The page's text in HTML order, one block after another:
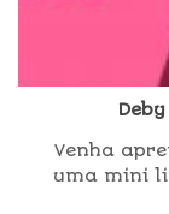
Venha
uma mini